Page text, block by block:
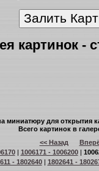
картинок -
миниатюру для открытия
Всего картинок в
<< Назад
| 1006171 - 1006200|
- 1802640| 1802641 -